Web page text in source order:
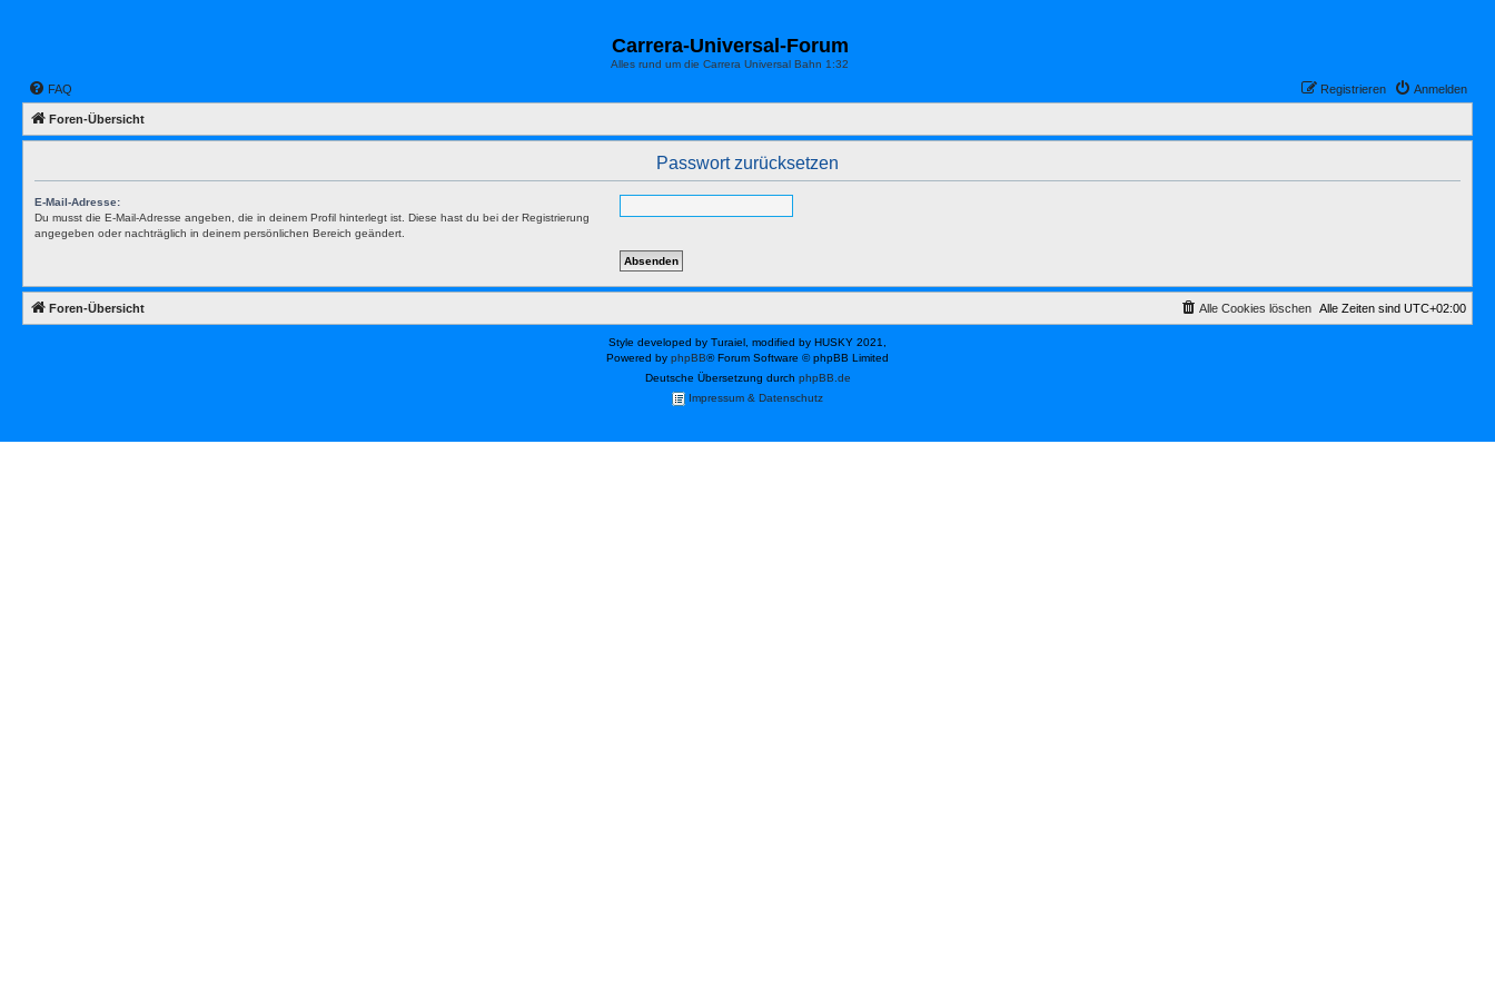
Carrera-Universal-Forum
Alles rund um die Carrera Universal Bahn 1:32
FAQ Anmelden
Registrieren
Foren-Übersicht
Passwort zurücksetzen
E-Mail-Adresse:
Du musst die E-Mail-Adresse angeben, die in deinem Profil hinterlegt ist. Diese hast du bei der Registrierung
angegeben oder nachträglich in deinem persönlichen Bereich geändert.
Foren-Übersicht Alle Zeiten sind UTC+02:00
Alle Cookies löschen
Style developed by Turaiel, modified by HUSKY 2021,
Powered by phpBB® Forum Software © phpBB Limited
Deutsche Übersetzung durch phpBB.de
Impressum & Datenschutz